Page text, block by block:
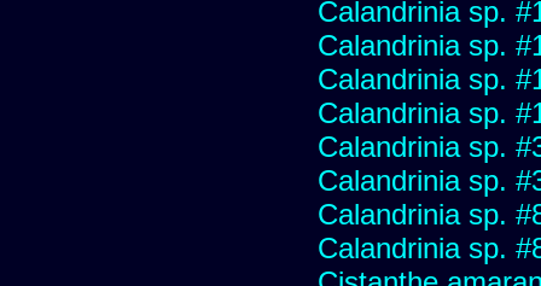
Calandrinia sp.
Calandrinia sp.
Calandrinia sp.
Calandrinia sp.
Calandrinia sp.
Calandrinia sp.
Calandrinia sp.
Calandrinia sp.